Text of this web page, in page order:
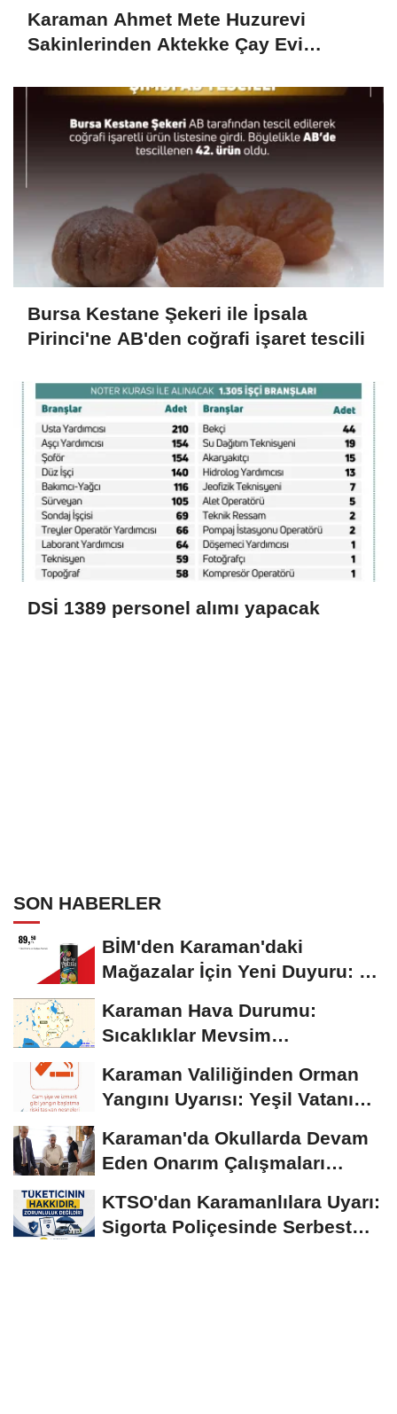
Karaman Ahmet Mete Huzurevi
Sakinlerinden Aktekke Çay Evi
Bursa Kestane Şekeri ile İpsala
Pirinci'ne AB'den coğrafi işaret tescili
DSİ 1389 personel alımı yapacak
SON HABERLER
BİM'den Karaman'daki
Mağazalar İçin Yeni Duyuru: 11
Karaman Hava Durumu:
Sıcaklıklar Mevsim
Seyrediyor
Karaman Valiliğinden Orman
Yangını Uyarısı: Yeşil Vatanı
Karaman'da Okullarda Devam
Eden Onarım Çalışmaları
KTSO'dan Karamanlılara Uyarı:
Sigorta Poliçesinde Serbest